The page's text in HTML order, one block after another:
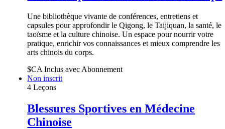
Une bibliothèque vivante de conférences, entretiens et
capsules pour approfondir le Qigong, le Taijiquan, la santé, le
taoïsme et la culture chinoise. Un espace pour nourrir votre
pratique, enrichir vos connaissances et mieux comprendre les
arts chinois du corps.
$CA Inclus avec Abonnement
Non inscrit
4 Leçons
Blessures Sportives en Médecine
Chinoise